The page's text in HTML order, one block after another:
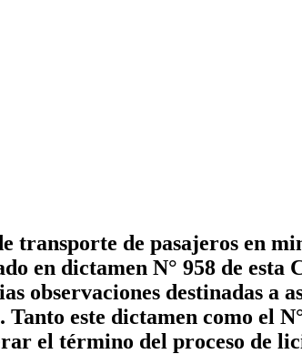
transporte de pasajeros en
en dictamen N° 958 de
observaciones destinadas a
este dictamen como el
el término del proceso de